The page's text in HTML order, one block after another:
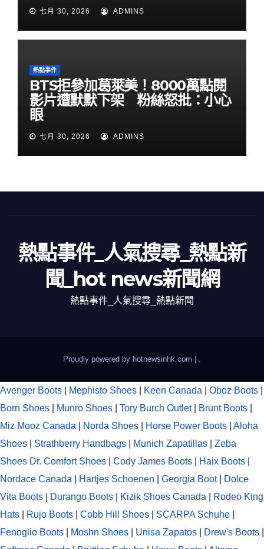
七月 30, 2026 ADMINS
熱點事件
BTS拒參加葛萊美！8000萬點閱
影片遭默默下架 粉絲怒批：小心
眼
七月 30, 2026 ADMINS
熱點事件_人氣搜尋_熱點新
聞_hot news新聞網
熱點事件_人氣搜尋_熱點新聞
Proudly powered by hotnewsinhk.com |
Avenger Boots Mephisto Shoes Keen Canada Oboz Boots
Born Shoes
Munro Shoes Tory Burch Outlet Brunt Boots
Miz Mooz Canada
Norda Shoes Horse Power Boots
Aloha
Shoes
Strathberry Handbags Munich Zapatillas
Zeba
Shoes Dr. Comfort Shoes Cody James Boots Haix Boots
Nordace Canada
Hartjes Schoenen Georgia Boot|
Dolce
Vita Boots
Durango Boots Kizik Shoes Canada
Rodeo King
Hats
Rujo Boots Cobb Hill Shoes SCARPA Schuhe
Fenoglio Boots
Moshn Shoes Unisa Zapatos Drew's Boots